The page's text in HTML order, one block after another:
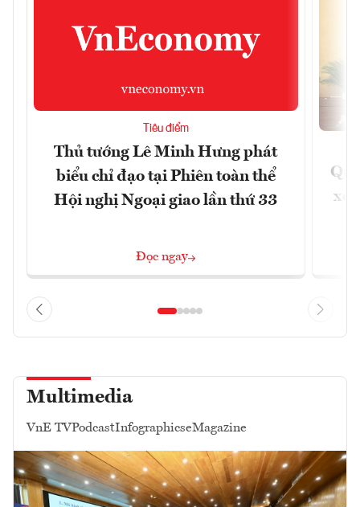
Tiêu điểm
Thủ tướng Lê Minh Hưng phát
biểu chỉ đạo tại Phiên toàn thể
Hội nghị Ngoại giao lần thứ 33
Đọc ngay
Multimedia
VnE TVPodcastInfographicseMagazine